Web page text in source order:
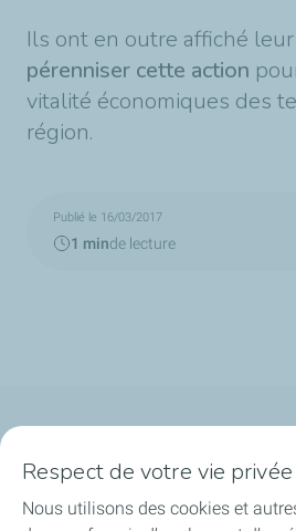
Ils ont en outre affiché
pérenniser cette action
vitalité économiques des
région.
Publié le 16/03/2017
1 minde lecture
Notre ancrage territorial
Respect de votre vie privée
Nous utilisons des cookies et